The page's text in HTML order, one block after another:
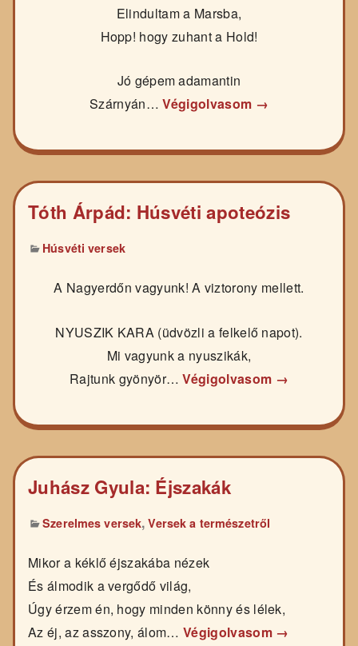
Elindultam a Marsba,
Hopp! hogy zuhant a Hold!
Jó gépem adamantin
Szárnyán…Végigolvasom →
Tóth Árpád: Húsvéti apoteózis
Húsvéti versek
A Nagyerdőn vagyunk! A viztorony mellett.
NYUSZIK KARA (üdvözli a felkelő napot).
Mi vagyunk a nyuszikák,
Rajtunk gyönyör…Végigolvasom →
Juhász Gyula: Éjszakák
Szerelmes versek,Versek a természetről
Mikor a kéklő éjszakába nézek
És álmodik a vergődő világ,
Úgy érzem én, hogy minden könny és lélek,
Az éj, az asszony, álom… Végigolvasom →